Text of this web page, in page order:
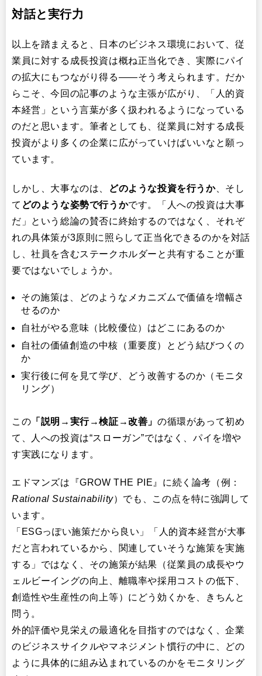
対話と実行力
以上を踏まえると、日本のビジネス環境において、従
業員に対する成長投資は概ね正当化でき、実際にパイ
の拡大にもつながり得る——そう考えられます。だか
らこそ、今回の記事のような主張が広がり、「人的資
本経営」という言葉が多く扱われるようになっている
のだと思います。筆者としても、従業員に対する成長
投資がより多くの企業に広がっていけばいいなと願っ
ています。
しかし、大事なのは、​ どのような投資を行うか​、そし
て どのような姿勢で行うかです。「人への投資は大事
だ」という総論の賛否に終始するのではなく、それぞ
れの具体策が3原則に照らして正当化できるのかを対話
し、社員を含むステークホルダーと共有することが重
要ではないでしょうか。
その施策は、どのようなメカニズムで価値を増幅さ
せるのか
自社がやる意味（比較優位）はどこにあるのか
自社の価値創造の中核（重要度）とどう結びつくの
か
実行後に何を見て学び、どう改善するのか（モニタ
リング）
この ​「説明→実行→検証→改善」​の循環があって初め
て、人への投資は“スローガン”ではなく、パイを増や
す実践になります。
エドマンズは『GROW THE PIE』に続く論考（例：​
Rational Sustainability​）でも、この点を特に強調して
います。
「ESGっぽい施策だから良い」「人的資本経営が大事
だと言われているから、関連していそうな施策を実施
する」ではなく、その施策が結果（従業員の成長やウ
ェルビーイングの向上、離職率や採用コストの低下、
創造性や生産性の向上等）にどう効くかを、きちんと
問う。
外的評価や見栄えの最適化を目指すのではなく、企業
のビジネスサイクルやマネジメント慣行の中に、どの
ように具体的に組み込まれているのかをモニタリング